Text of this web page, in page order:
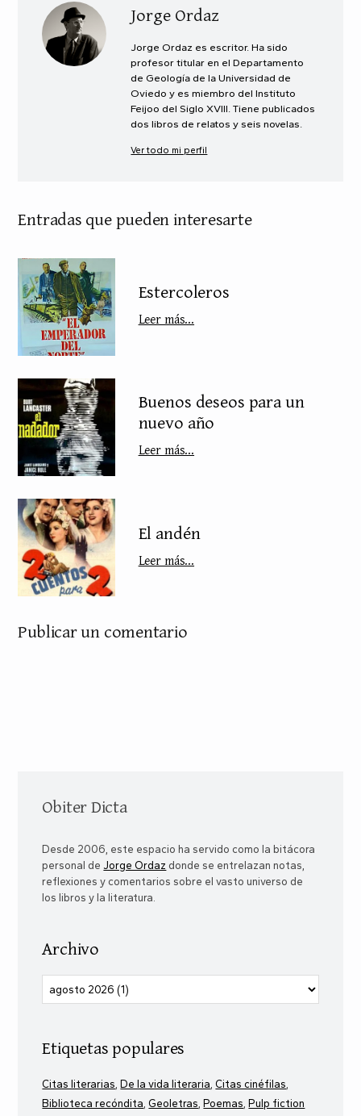
Jorge Ordaz
Jorge Ordaz es escritor. Ha sido
profesor titular en el Departamento
de Geología de la Universidad de
Oviedo y es miembro del Instituto
Feijoo del Siglo XVIII. Tiene publicados
dos libros de relatos y seis novelas.
Ver todo mi perfil
Entradas que pueden interesarte
Estercoleros
Leer más...
Buenos deseos para un
nuevo año
Leer más...
El andén
Leer más...
Publicar un comentario
Obiter Dicta
Desde 2006, este espacio ha servido como la bitácora
personal de Jorge Ordaz donde se entrelazan notas,
reflexiones y comentarios sobre el vasto universo de
los libros y la literatura.
Archivo
Etiquetas populares
Citas literarias De la vida literaria Citas cinéfilas
Biblioteca recóndita Geoletras Poemas Pulp fiction